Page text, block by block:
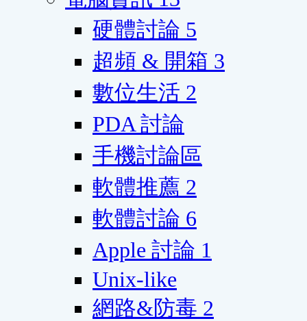
硬體討論 5
超頻 & 開箱 3
數位生活 2
PDA 討論
手機討論區
軟體推薦 2
軟體討論 6
Apple 討論 1
Unix-like
網路&防毒 2